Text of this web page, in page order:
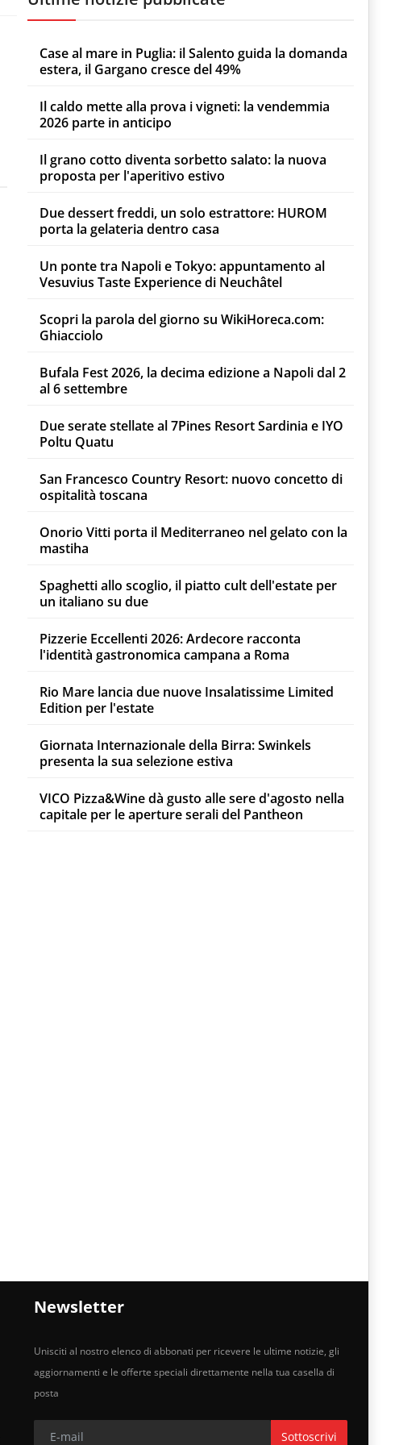
Case al mare in Puglia: il Salento guida la domanda
estera, il Gargano cresce del 49%
Il caldo mette alla prova i vigneti: la vendemmia
2026 parte in anticipo
Il grano cotto diventa sorbetto salato: la nuova
proposta per l'aperitivo estivo
Due dessert freddi, un solo estrattore: HUROM
porta la gelateria dentro casa
Un ponte tra Napoli e Tokyo: appuntamento al
Vesuvius Taste Experience di Neuchâtel
Scopri la parola del giorno su WikiHoreca.com:
Ghiacciolo
Bufala Fest 2026, la decima edizione a Napoli dal 2
al 6 settembre
Due serate stellate al 7Pines Resort Sardinia e IYO
Poltu Quatu
San Francesco Country Resort: nuovo concetto di
ospitalità toscana
Onorio Vitti porta il Mediterraneo nel gelato con la
mastiha
Spaghetti allo scoglio, il piatto cult dell'estate per
un italiano su due
Pizzerie Eccellenti 2026: Ardecore racconta
l'identità gastronomica campana a Roma
Rio Mare lancia due nuove Insalatissime Limited
Edition per l'estate
Giornata Internazionale della Birra: Swinkels
presenta la sua selezione estiva
VICO Pizza&Wine dà gusto alle sere d'agosto nella
capitale per le aperture serali del Pantheon
Newsletter
Unisciti al nostro elenco di abbonati per ricevere le ultime notizie, gli
aggiornamenti e le offerte speciali direttamente nella tua casella di
posta
Sottoscrivi